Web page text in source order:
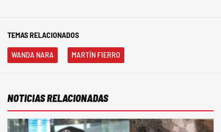
TEMAS RELACIONADOS
WANDA NARA MARTÍN FIERRO
NOTICIAS RELACIONADAS